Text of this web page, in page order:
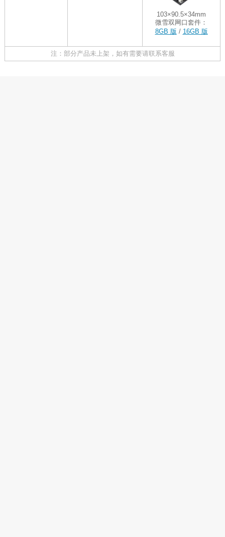
103×90.5×34mm
微雪双网口套件：
8GB 版 / 16GB 版
注：部分产品未上架，如有需要请联系客服